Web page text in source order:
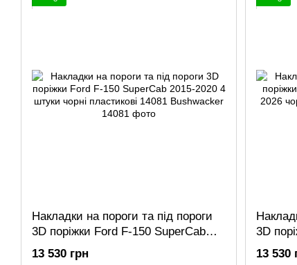
Накладки на пороги та під пороги
3D поріжки Ford F-150 SuperCab
2015-2020 4 штуки чорні пластикові
14081 Bushwacker
13 530 грн
3D
13 530